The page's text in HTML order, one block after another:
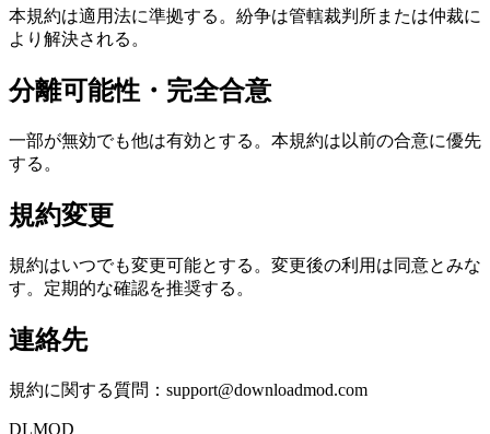
本規約は適用法に準拠する。紛争は管轄裁判所または仲裁に
より解決される。
分離可能性・完全合意
一部が無効でも他は有効とする。本規約は以前の合意に優先
する。
規約変更
規約はいつでも変更可能とする。変更後の利用は同意とみな
す。定期的な確認を推奨する。
連絡先
規約に関する質問： support@downloadmod.com
DLMOD